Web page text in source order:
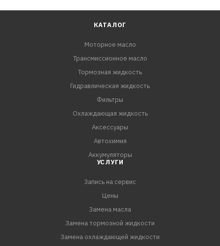
КАТАЛОГ
Моторное масло
Трансмиссионное масло
Тормозная жидкость
Гидравлическая жидкость
Фильтры
Охлаждающая жидкость
Аксессуары
Автохимия
Аккумуляторы
УСЛУГИ
Запись на сервис
Цены
Замена масла
Замена тормозной жидкости
Замена охлаждающей жидкости